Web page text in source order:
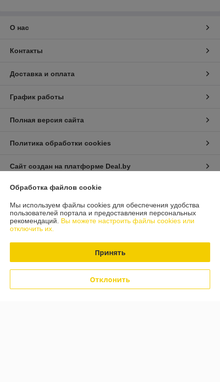
О нас
Контакты
Доставка и оплата
График работы
Полная версия сайта
Политика обработки cookies
Сайт создан на платформе Deal.by
Информация для покупателя
Регистрационный номер ЕГР: 790649317
Обработка файлов cookie
Мы используем файлы cookies для обеспечения удобства
пользователей портала и предоставления персональных
рекомендаций. Вы можете настроить файлы cookies или
отключить их.
Принять
Отклонить